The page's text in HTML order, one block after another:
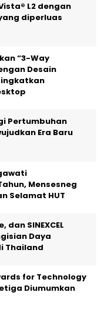
L2 dengan
diperluas
“3-Way
Desain
Pertumbuhan
Era Baru
Mensesneg
Selamat HUT
dan SINEXCEL
Daya
Thailand
for Technology
Diumumkan